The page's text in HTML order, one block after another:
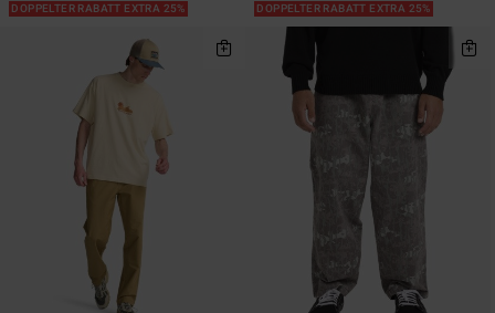
DOPPELTER RABATT EXTRA 25%
DOPPELTER RABATT EXTRA 25%